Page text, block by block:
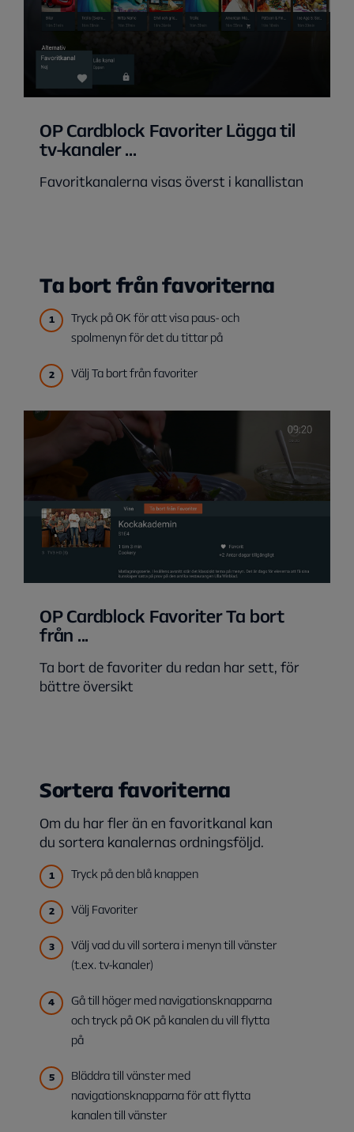
OP Cardblock Favoriter Lägga til
tv-kanaler ...
Favoritkanalerna visas överst i kanallistan
Ta bort från favoriterna
Tryck på OK för att visa paus- och
spolmenyn för det du tittar på
Välj Ta bort från favoriter
OP Cardblock Favoriter Ta bort
från ...
Ta bort de favoriter du redan har sett, för
bättre översikt
Sortera favoriterna
Om du har fler än en favoritkanal kan
du sortera kanalernas ordningsföljd.
Tryck på den blå knappen
Välj Favoriter
Välj vad du vill sortera i menyn till vänster
(t.ex. tv-kanaler)
Gå till höger med navigationsknapparna
och tryck på OK på kanalen du vill flytta
på
Bläddra till vänster med
navigationsknapparna för att flytta
kanalen till vänster